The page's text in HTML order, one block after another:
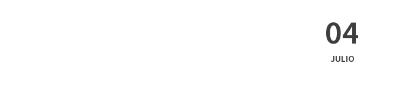
04
JULIO